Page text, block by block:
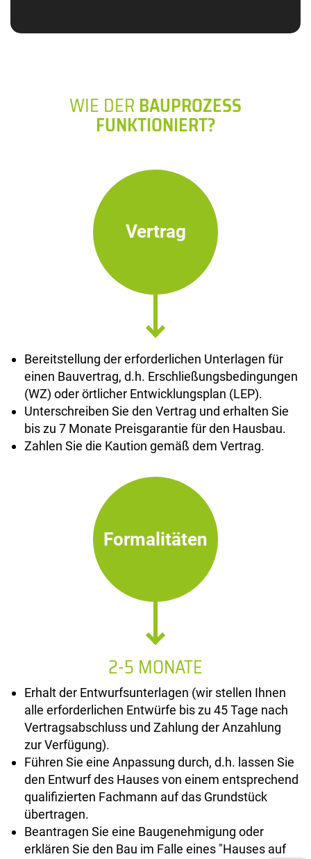
WIE DERBAUPROZESS
FUNKTIONIERT?
Vertrag
Bereitstellung der erforderlichen Unterlagen für
einen Bauvertrag, d.h. Erschließungsbedingungen
(WZ) oder örtlicher Entwicklungsplan (LEP).
Unterschreiben Sie den Vertrag und erhalten Sie
bis zu 7 Monate Preisgarantie für den Hausbau.
Zahlen Sie die Kaution gemäß dem Vertrag.
Formalitäten
2-5 MONATE
Erhalt der Entwurfsunterlagen (wir stellen Ihnen
alle erforderlichen Entwürfe bis zu 45 Tage nach
Vertragsabschluss und Zahlung der Anzahlung
zur Verfügung).
Führen Sie eine Anpassung durch, d.h. lassen Sie
den Entwurf des Hauses von einem entsprechend
qualifizierten Fachmann auf das Grundstück
übertragen.
Beantragen Sie eine Baugenehmigung oder
erklären Sie den Bau im Falle eines "Hauses auf